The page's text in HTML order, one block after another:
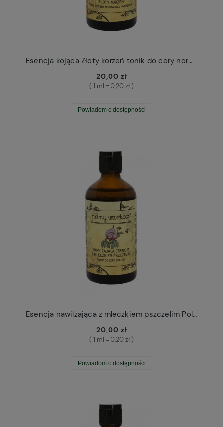
Esencja kojąca Złoty korzeń tonik do cery normalnej i wrażliwej Polny Warkocz
20,00 zł
( 1 ml = 0,20 zł )
Powiadom o dostępności
Esencja nawilżająca z mleczkiem pszczelim Polny Warkocz
20,00 zł
( 1 ml = 0,20 zł )
Powiadom o dostępności